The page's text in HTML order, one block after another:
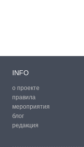
INFO
о проекте
правила
мероприятия
блог
редакция